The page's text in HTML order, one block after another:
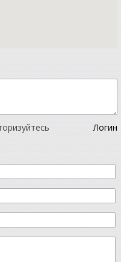
Логин